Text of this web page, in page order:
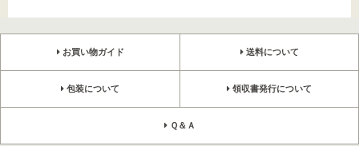
お買い物ガイド 送料について
包装について 領収書発行について
Ｑ＆Ａ